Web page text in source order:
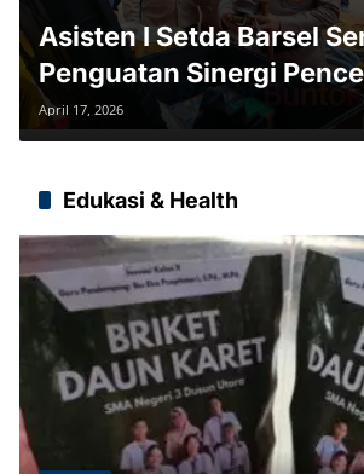
Asisten I Setda Barsel
Penguatan Sinergi
Karhutla
April 17, 2026
Edukasi & Health